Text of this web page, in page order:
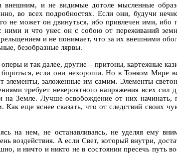
внешним, и не видимые дотоле мысленные
во всех подробностях. Если они, будучи
не может он двинуться, ибо привлечен ими, ибо
ними и что унес он с собою от переживаний
и не понимает, что за их внешними
безобразные лярвы.
и так далее, другие – притоны, картежные
если они нехороши. Но в Тонком Мире
элементы, заложенные им самим. Элементы
требует невероятного напряжения всех сил
на Земле. Лучше освобождение от них начинать,
еще яснее сказать, что от следствий своих
на нем, не останавливаясь, не уделяя ему
воздействия. А если Свет, который внутри,
и ничто и никто не в состоянии пресечь путь